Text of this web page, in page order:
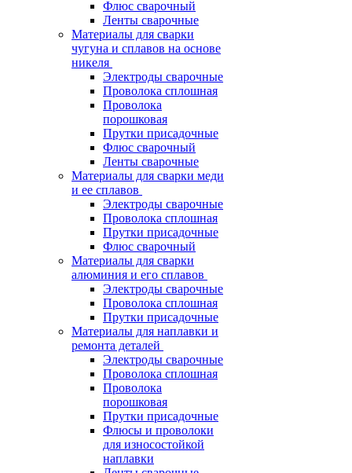
Флюс сварочный
Ленты сварочные
Материалы для сварки
чугуна и сплавов на основе
никеля
Электроды сварочные
Проволока сплошная
Проволока
порошковая
Прутки присадочные
Флюс сварочный
Ленты сварочные
Материалы для сварки меди
и ее сплавов
Электроды сварочные
Проволока сплошная
Прутки присадочные
Флюс сварочный
Материалы для сварки
алюминия и его сплавов
Электроды сварочные
Проволока сплошная
Прутки присадочные
Материалы для наплавки и
ремонта деталей
Электроды сварочные
Проволока сплошная
Проволока
порошковая
Прутки присадочные
Флюсы и проволоки
для износостойкой
наплавки